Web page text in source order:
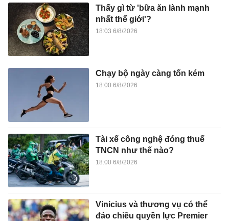
Thấy gì từ 'bữa ăn lành mạnh
nhất thế giới'?
18:03 6/8/2026
Chạy bộ ngày càng tốn kém
18:00 6/8/2026
Tài xế công nghệ đóng thuế
TNCN như thế nào?
18:00 6/8/2026
Vinicius và thương vụ có thể
đảo chiều quyền lực Premier